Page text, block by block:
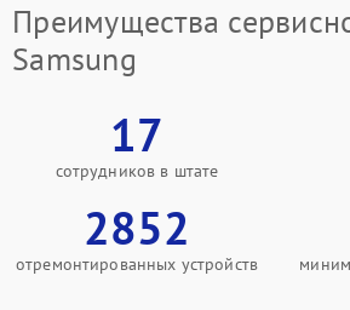
Преимущества
Samsung
17
сотрудников в штате
2852
отремонтированных устройств